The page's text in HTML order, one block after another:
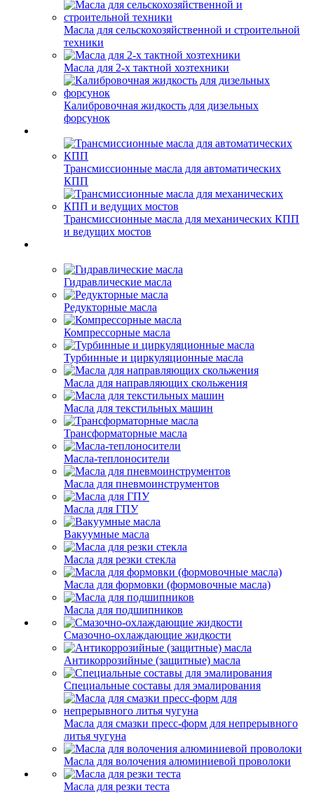
Масла для сельскохозяйственной и строительной
техники
Масла для 2-х тактной хозтехники
Калибровочная жидкость для дизельных
форсунок
Трансмиссионные масла для автоматических
КПП
Трансмиссионные масла для механических КПП
и ведущих мостов
Гидравлические масла
Редукторные масла
Компрессорные масла
Турбинные и циркуляционные масла
Масла для направляющих скольжения
Масла для текстильных машин
Трансформаторные масла
Масла-теплоносители
Масла для пневмоинструментов
Масла для ГПУ
Вакуумные масла
Масла для резки стекла
Масла для формовки (формовочные масла)
Масла для подшипников
Смазочно-охлаждающие жидкости
Антикоррозийные (защитные) масла
Специальные составы для эмалирования
Масла для смазки пресс-форм для непрерывного
литья чугуна
Масла для волочения алюминиевой проволоки
Масла для резки теста